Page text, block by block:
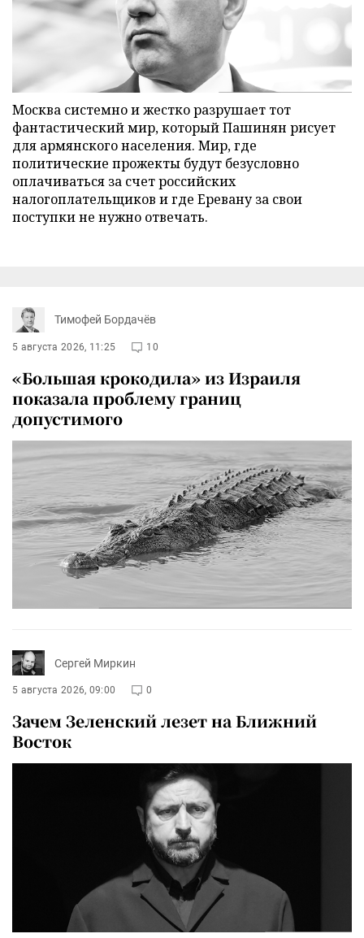
Москва системно и жестко разрушает тот
фантастический мир, который Пашинян рисует
для армянского населения. Мир, где
политические прожекты будут безусловно
оплачиваться за счет российских
налогоплательщиков и где Еревану за свои
поступки не нужно отвечать.
Тимофей Бордачёв
5 августа 2026, 11:25 10
«Большая крокодила» из Израиля
показала проблему границ
допустимого
Сергей Миркин
5 августа 2026, 09:00 0
Зачем Зеленский лезет на Ближний
Восток